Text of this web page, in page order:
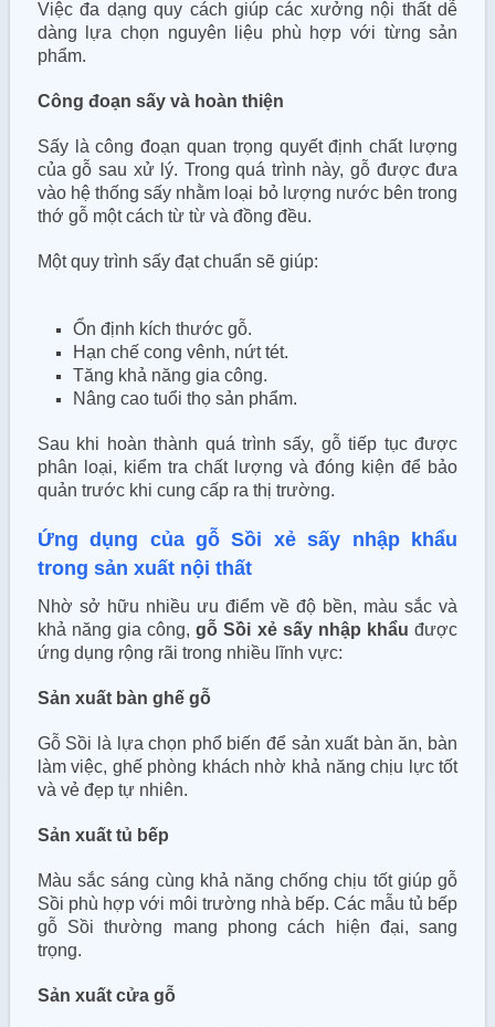
Việc đa dạng quy cách giúp các xưởng nội thất dễ
dàng lựa chọn nguyên liệu phù hợp với từng sản
phẩm.
Công đoạn sấy và hoàn thiện
Sấy là công đoạn quan trọng quyết định chất lượng
của gỗ sau xử lý. Trong quá trình này, gỗ được đưa
vào hệ thống sấy nhằm loại bỏ lượng nước bên trong
thớ gỗ một cách từ từ và đồng đều.
Một quy trình sấy đạt chuẩn sẽ giúp:
Ổn định kích thước gỗ.
Hạn chế cong vênh, nứt tét.
Tăng khả năng gia công.
Nâng cao tuổi thọ sản phẩm.
Sau khi hoàn thành quá trình sấy, gỗ tiếp tục được
phân loại, kiểm tra chất lượng và đóng kiện để bảo
quản trước khi cung cấp ra thị trường.
Ứng dụng của gỗ Sồi xẻ sấy nhập khẩu
trong sản xuất nội thất
Nhờ sở hữu nhiều ưu điểm về độ bền, màu sắc và
khả năng gia công,gỗ Sồi xẻ sấy nhập khẩu được
ứng dụng rộng rãi trong nhiều lĩnh vực:
Sản xuất bàn ghế gỗ
Gỗ Sồi là lựa chọn phổ biến để sản xuất bàn ăn, bàn
làm việc, ghế phòng khách nhờ khả năng chịu lực tốt
và vẻ đẹp tự nhiên.
Sản xuất tủ bếp
Màu sắc sáng cùng khả năng chống chịu tốt giúp gỗ
Sồi phù hợp với môi trường nhà bếp. Các mẫu tủ bếp
gỗ Sồi thường mang phong cách hiện đại, sang
trọng.
Sản xuất cửa gỗ